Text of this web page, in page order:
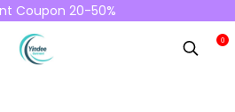
Coupon 20-50%
0